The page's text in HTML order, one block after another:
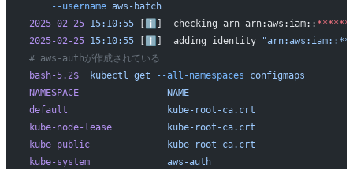
    --username
aws-batch
2025-02-25 15:10:55 [ℹ]  checking arn arn:aws:iam:: ******
2025-02-25 15:10:55 [ℹ]  adding identity
# aws-authが作成されている
bash-5.2$
  kubectl
get --all-namespaces configmaps
NAMESPACE
                NAME
default
                  kube-root-ca.crt
kube-node-lease
          kube-root-ca.crt
kube-public
              kube-root-ca.crt
kube-system
              aws-auth